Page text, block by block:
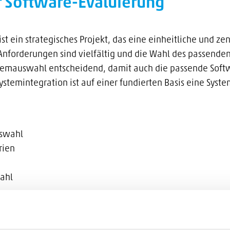
Evaluierung
ein strategisches Projekt, das eine einheitliche und
sind vielfältig und die Wahl des
entscheidend, damit auch die passende
ist auf einer fundierten Basis eine